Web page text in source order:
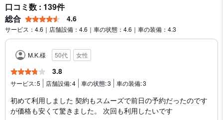
口コミ数 : 139件
総合
4.6
サービス：4.6｜店舗設備：4.6｜車の状態：4.6｜車の装備：4.3
M.K.様 50代 女性
3.8
サービス:5 店舗設備:4 車の状態:3 車の装備:3
初めて利用しました 契約もスムーズで前日の予約だったのです
が価格も安くて驚きました。 次回も利用したいです